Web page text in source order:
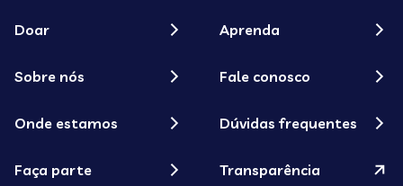
Doar
Sobre nós
Onde estamos
Faça parte
Aprenda
Fale conosco
Dúvidas frequentes
Transparência